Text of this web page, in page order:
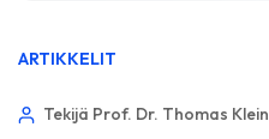
ARTIKKELIT
Tekijä Prof. Dr. Thomas Klein